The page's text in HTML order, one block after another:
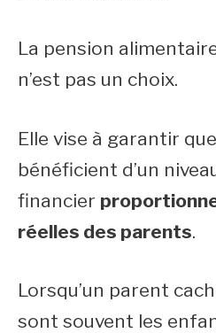
La pension
n’est pas un choix.
Elle vise à garantir
bénéficient d’un
financier
réelles des parents.
Lorsqu’un parent
sont souvent les